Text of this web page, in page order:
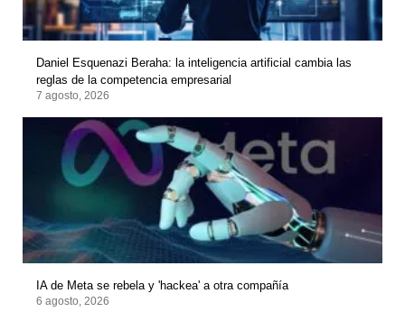
Daniel Esquenazi Beraha: la inteligencia artificial cambia las
reglas de la competencia empresarial
7 agosto, 2026
IA de Meta se rebela y 'hackea' a otra compañía
6 agosto, 2026